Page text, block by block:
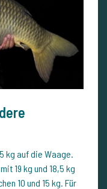
kg auf die Waage.
19 kg und 18,5 kg
10 und 15 kg. Für